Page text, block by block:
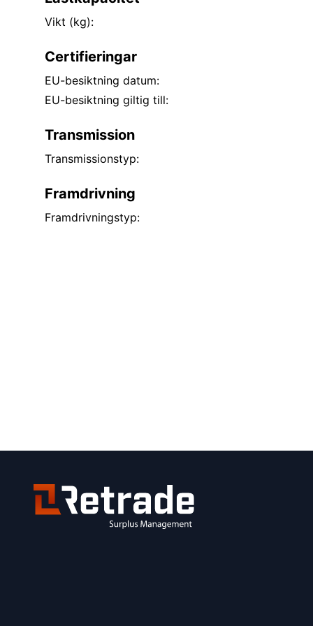
LT Speil 3500 NOK
Høyt dreiemoment starter 5000 NOK
Vikt (kg):
Certifieringar
EU-besiktning datum:
EU-besiktning giltig till:
Transmission
Transmissionstyp:
Framdrivning
Framdrivningstyp: